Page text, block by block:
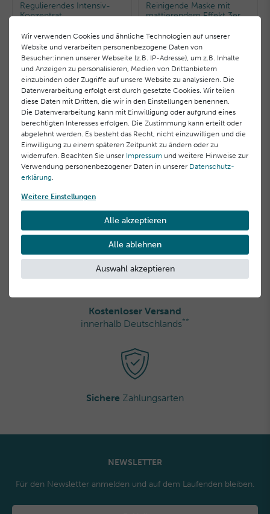
Regulierendes Intensiv-
Konzentrat
43,00 €
6,14 € / Stück, inkl. MwSt.
Reinigende Maske mit
mattierendem Effekt 3er
34,80 €
11,60 € / Stück, inkl. MwSt.
Offizieller Herstellershop
direkt & sicher einkaufen
Gratisprobenbei jeder Bestellung
Kostenloser Versand
innerhalb Deutschlands**
Sichere Zahlungsarten
NEWSLETTER
Für den Newsletter anmelden und auf dem Laufenden bleiben.
Wir verwenden Cookies und ähnliche Technologien auf unserer
Website und verarbeiten personenbezogene Daten von
Besucher:innen unserer Webseite (z.B. IP-Adresse), um z.B. Inhalte
und Anzeigen zu personalisieren, Medien von Drittanbietern
einzubinden oder Zugriffe auf unsere Website zu analysieren. Die
Datenverarbeitung erfolgt erst durch gesetzte Cookies. Wir teilen
diese Daten mit Dritten, die wir in den Einstellungen benennen.
Die Datenverarbeitung kann mit Einwilligung oder aufgrund eines
berechtigten Interesses erfolgen. Die Zustimmung kann erteilt oder
abgelehnt werden. Es besteht das Recht, nicht einzuwilligen und die
Einwilligung zu einem späteren Zeitpunkt zu ändern oder zu
widerrufen. Beachten Sie unser Impressum und weitere Hinweise zur
Verwendung personenbezogener Daten in unserer Daten­schutz­
erklärung.
Weitere Einstellungen
Alle akzeptieren
Alle ablehnen
Auswahl akzeptieren